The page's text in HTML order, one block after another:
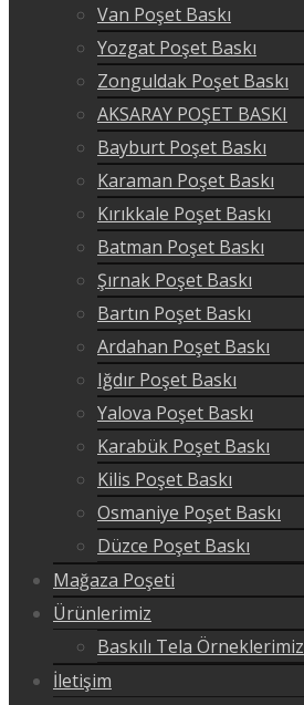
Van Poşet Baskı
Yozgat Poşet Baskı
Zonguldak Poşet Baskı
AKSARAY POŞET BASKI
Bayburt Poşet Baskı
Karaman Poşet Baskı
Kırıkkale Poşet Baskı
Batman Poşet Baskı
Şırnak Poşet Baskı
Bartın Poşet Baskı
Ardahan Poşet Baskı
Iğdır Poşet Baskı
Yalova Poşet Baskı
Karabük Poşet Baskı
Kilis Poşet Baskı
Osmaniye Poşet Baskı
Düzce Poşet Baskı
Mağaza Poşeti
Ürünlerimiz
Baskılı Tela Örneklerimiz
İletişim